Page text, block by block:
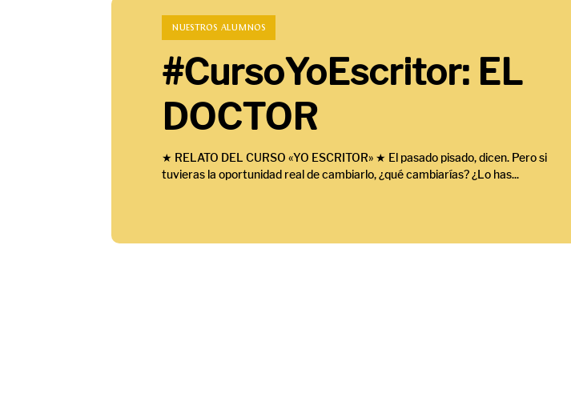
#CursoYoEscritor: EL
DOCTOR
★ RELATO DEL CURSO «YO ESCRITOR» ★ El pasado pisado, dicen. Pero si
tuvieras la oportunidad real de cambiarlo, ¿qué cambiarías? ¿Lo has...
NUESTROS ALUMNOS